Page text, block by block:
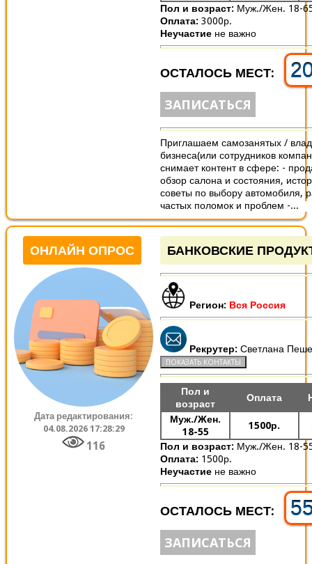
Пол и возраст: Муж./Жен. 18-
Оплата: 3000р.
Неучастие не важно
ОСТАЛОСЬ МЕСТ:
ЗАПИСАТЬСЯ
Приглашаем самозанятых /
бизнеса(или сотрудников
снимает контент в сфере: -
обзор салона и состояния,
советы по выбору автомобиля,
частых поломок и проблем -...
ОНЛАЙН ОПРОС
Дата редактирования:
04.08.2026 17:28:29
116
БАНКОВСКИЕ
Регион: Вся Россия
Рекрутер: Светлана
Пол и
возраст
Оплата
Муж./Жен.
18-55
1500р.
Пол и возраст: Муж./Жен. 18-
Оплата: 1500р.
Неучастие не важно
ОСТАЛОСЬ МЕСТ:
ЗАПИСАТЬСЯ